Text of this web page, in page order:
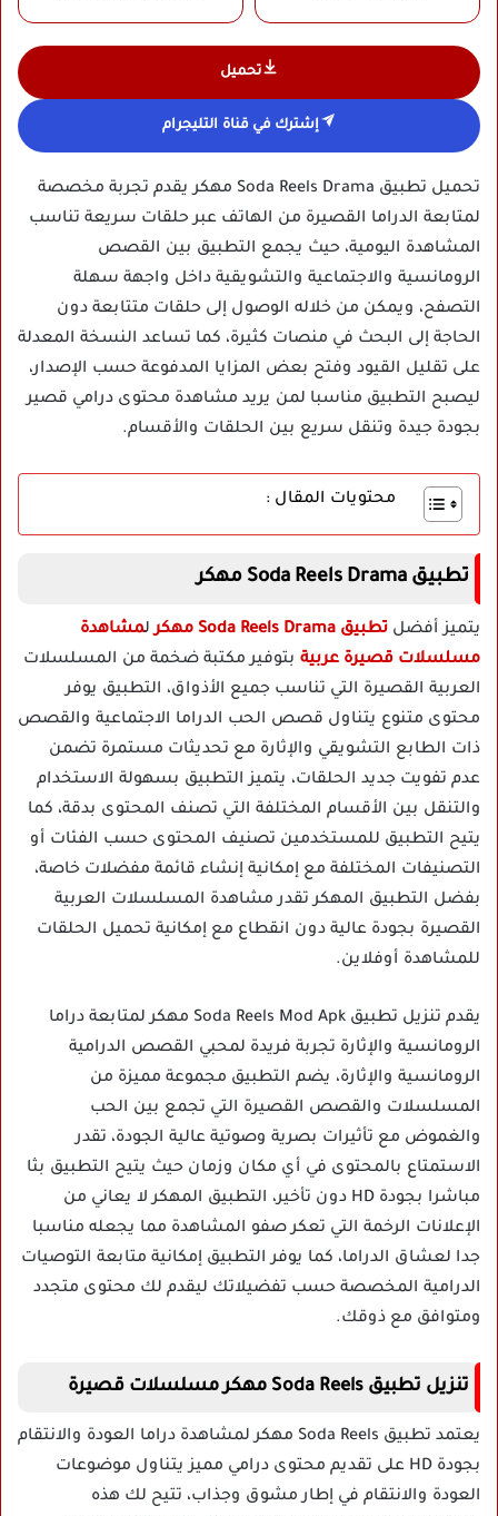
تحميل
إشترك في قناة التليجرام
تحميل تطبيق Soda Reels Drama مهكر يقدم تجربة مخصصة
لمتابعة الدراما القصيرة من الهاتف عبر حلقات سريعة تناسب
المشاهدة اليومية، حيث يجمع التطبيق بين القصص
الرومانسية والاجتماعية والتشويقية داخل واجهة سهلة
التصفح، ويمكن من خلاله الوصول إلى حلقات متتابعة دون
الحاجة إلى البحث في منصات كثيرة، كما تساعد النسخة المعدلة
على تقليل القيود وفتح بعض المزايا المدفوعة حسب الإصدار،
ليصبح التطبيق مناسبا لمن يريد مشاهدة محتوى درامي قصير
بجودة جيدة وتنقل سريع بين الحلقات والأقسام.
محتويات المقال :
تطبيق Soda Reels Drama مهكر
يتميز أفضل تطبيق Soda Reels Drama مهكر لمشاهدة
مسلسلات قصيرة عربية بتوفير مكتبة ضخمة من المسلسلات
العربية القصيرة التي تناسب جميع الأذواق، التطبيق يوفر
محتوى متنوع يتناول قصص الحب الدراما الاجتماعية والقصص
ذات الطابع التشويقي والإثارة مع تحديثات مستمرة تضمن
عدم تفويت جديد الحلقات، يتميز التطبيق بسهولة الاستخدام
والتنقل بين الأقسام المختلفة التي تصنف المحتوى بدقة، كما
يتيح التطبيق للمستخدمين تصنيف المحتوى حسب الفئات أو
التصنيفات المختلفة مع إمكانية إنشاء قائمة مفضلات خاصة،
بفضل التطبيق المهكر تقدر مشاهدة المسلسلات العربية
القصيرة بجودة عالية دون انقطاع مع إمكانية تحميل الحلقات
للمشاهدة أوفلاين.
يقدم تنزيل تطبيق Soda Reels Mod Apk مهكر لمتابعة دراما
الرومانسية والإثارة تجربة فريدة لمحبي القصص الدرامية
الرومانسية والإثارة، يضم التطبيق مجموعة مميزة من
المسلسلات والقصص القصيرة التي تجمع بين الحب
والغموض مع تأثيرات بصرية وصوتية عالية الجودة، تقدر
الاستمتاع بالمحتوى في أي مكان وزمان حيث يتيح التطبيق بثا
مباشرا بجودة HD دون تأخير، التطبيق المهكر لا يعاني من
الإعلانات الرخمة التي تعكر صفو المشاهدة مما يجعله مناسبا
جدا لعشاق الدراما، كما يوفر التطبيق إمكانية متابعة التوصيات
الدرامية المخصصة حسب تفضيلاتك ليقدم لك محتوى متجدد
ومتوافق مع ذوقك.
تنزيل تطبيق Soda Reels مهكر مسلسلات قصيرة
يعتمد تطبيق Soda Reels مهكر لمشاهدة دراما العودة والانتقام
بجودة HD على تقديم محتوى درامي مميز يتناول موضوعات
العودة والانتقام في إطار مشوق وجذاب، تتيح لك هذه